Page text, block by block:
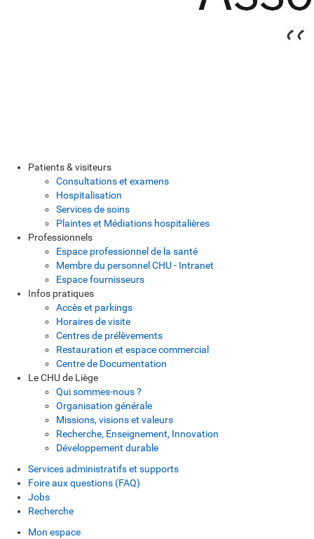
Patients & visiteurs
Consultations et examens
Hospitalisation
Services de soins
Plaintes et Médiations hospitalières
Professionnels
Espace professionnel de la santé
Membre du personnel CHU - Intranet
Espace fournisseurs
Infos pratiques
Accès et parkings
Horaires de visite
Centres de prélèvements
Restauration et espace commercial
Centre de Documentation
Le CHU de Liège
Qui sommes-nous ?
Organisation générale
Missions, visions et valeurs
Recherche, Enseignement, Innovation
Développement durable
Services administratifs et supports
Foire aux questions (FAQ)
Jobs
Recherche
Mon espace